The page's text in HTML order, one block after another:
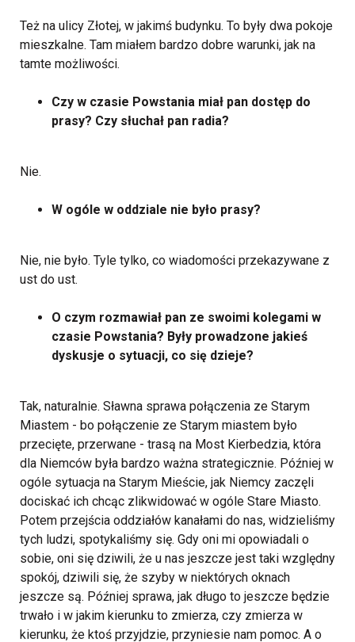
Też na ulicy Złotej, w jakimś budynku. To były dwa pokoje
mieszkalne. Tam miałem bardzo dobre warunki, jak na
tamte możliwości.
Czy w czasie Powstania miał pan dostęp do
prasy? Czy słuchał pan radia?
Nie.
W ogóle w oddziale nie było prasy?
Nie, nie było. Tyle tylko, co wiadomości przekazywane z
ust do ust.
O czym rozmawiał pan ze swoimi kolegami w
czasie Powstania? Były prowadzone jakieś
dyskusje o sytuacji, co się dzieje?
Tak, naturalnie. Sławna sprawa połączenia ze Starym
Miastem - bo połączenie ze Starym miastem było
przecięte, przerwane - trasą na Most Kierbedzia, która
dla Niemców była bardzo ważna strategicznie. Później w
ogóle sytuacja na Starym Mieście, jak Niemcy zaczęli
dociskać ich chcąc zlikwidować w ogóle Stare Miasto.
Potem przejścia oddziałów kanałami do nas, widzieliśmy
tych ludzi, spotykaliśmy się. Gdy oni mi opowiadali o
sobie, oni się dziwili, że u nas jeszcze jest taki względny
spokój, dziwili się, że szyby w niektórych oknach
jeszcze są. Później sprawa, jak długo to jeszcze będzie
trwało i w jakim kierunku to zmierza, czy zmierza w
kierunku, że ktoś przyjdzie, przyniesie nam pomoc. A o